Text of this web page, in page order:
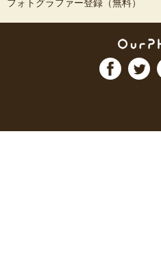
フォトグラファー登録（無料）